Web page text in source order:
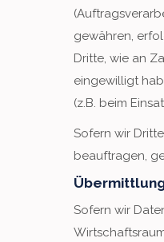
gewähren,
Dritte, wie an
eingewilligt
(z.B. beim
Sofern wir
beauftragen,
Sofern wir